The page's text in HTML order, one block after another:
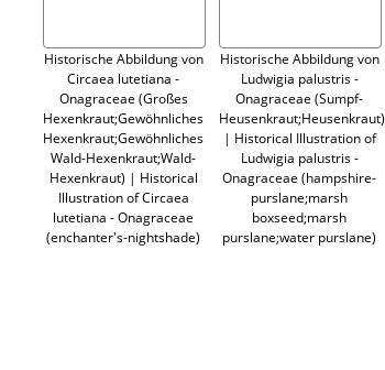
Historische Abbildung von
Circaea lutetiana -
Onagraceae (Großes
Hexenkraut;Gewöhnliches
Hexenkraut;Gewöhnliches
Wald-Hexenkraut;Wald-
Hexenkraut) | Historical
Illustration of Circaea
lutetiana - Onagraceae
(enchanter's-nightshade)
Historische Abbildung von
Ludwigia palustris -
Onagraceae (Sumpf-
Heusenkraut;Heusenkraut)
| Historical Illustration of
Ludwigia palustris -
Onagraceae (hampshire-
purslane;marsh
boxseed;marsh
purslane;water purslane)